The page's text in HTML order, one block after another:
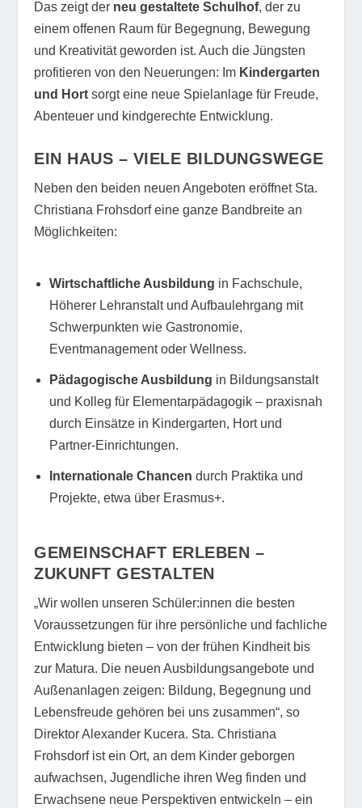
Das zeigt der neu gestaltete Schulhof, der zu
einem offenen Raum für Begegnung, Bewegung
und Kreativität geworden ist. Auch die Jüngsten
profitieren von den Neuerungen: Im Kindergarten
und Hort sorgt eine neue Spielanlage für Freude,
Abenteuer und kindgerechte Entwicklung.
EIN HAUS – VIELE BILDUNGSWEGE
Neben den beiden neuen Angeboten eröffnet Sta.
Christiana Frohsdorf eine ganze Bandbreite an
Möglichkeiten:
Wirtschaftliche Ausbildung in Fachschule,
Höherer Lehranstalt und Aufbaulehrgang mit
Schwerpunkten wie Gastronomie,
Eventmanagement oder Wellness.
Pädagogische Ausbildung in Bildungsanstalt
und Kolleg für Elementarpädagogik – praxisnah
durch Einsätze in Kindergarten, Hort und
Partner-Einrichtungen.
Internationale Chancen durch Praktika und
Projekte, etwa über Erasmus+.
GEMEINSCHAFT ERLEBEN –
ZUKUNFT GESTALTEN
„Wir wollen unseren Schüler:innen die besten
Voraussetzungen für ihre persönliche und fachliche
Entwicklung bieten – von der frühen Kindheit bis
zur Matura. Die neuen Ausbildungsangebote und
Außenanlagen zeigen: Bildung, Begegnung und
Lebensfreude gehören bei uns zusammen“, so
Direktor Alexander Kucera. Sta. Christiana
Frohsdorf ist ein Ort, an dem Kinder geborgen
aufwachsen, Jugendliche ihren Weg finden und
Erwachsene neue Perspektiven entwickeln – ein